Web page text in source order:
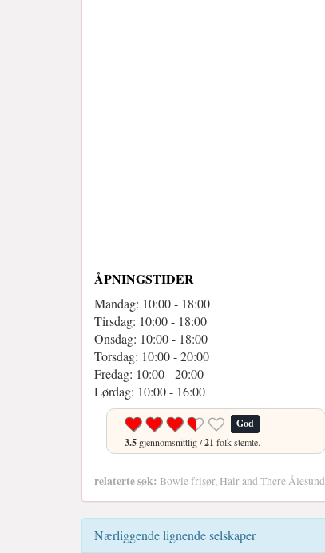
ÅPNINGSTIDER
Mandag: 10:00 - 18:00
Tirsdag: 10:00 - 18:00
Onsdag: 10:00 - 18:00
Torsdag: 10:00 - 20:00
Fredag: 10:00 - 20:00
Lørdag: 10:00 - 16:00
God
3.5 gjennomsnittlig /21 folk stemte.
relaterte søk: Bowie frisør, Hair and There Ålesund
Nærliggende lignende selskaper